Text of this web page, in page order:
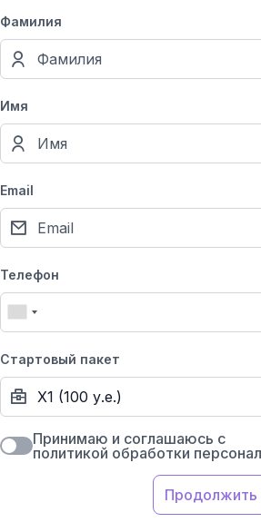
Фамилия
Имя
Email
Телефон
Стартовый пакет
Принимаю и соглашаюсь с
политикой обработки
Продолжить